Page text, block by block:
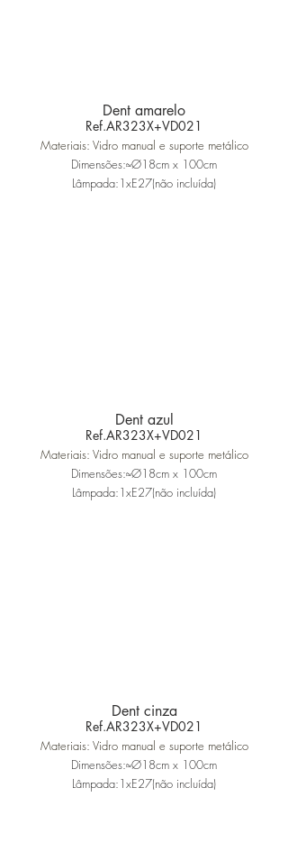
Dent amarelo
Ref.AR323X+VD021
Materiais: Vidro manual e suporte metálico
Dimensões:≈Ø18cm x 100cm
Lâmpada:1xE27(não incluída)
Dent azul
Ref.AR323X+VD021
Materiais: Vidro manual e suporte metálico
Dimensões:≈Ø18cm x 100cm
Lâmpada:1xE27(não incluída)
Dent cinza
Ref.AR323X+VD021
Materiais: Vidro manual e suporte metálico
Dimensões:≈Ø18cm x 100cm
Lâmpada:1xE27(não incluída)